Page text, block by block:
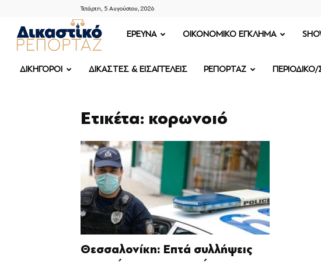
Τετάρτη, 5 Αυγούστου, 2026
ΔΙΚΑΣΤΙΚΟ
ΡΕΠΟΡΤΑΖ
ΕΡΕΥΝΑ OIKONOMIKO ΕΓΚΛΗΜΑ
ΔΙΚΗΓΟΡΟΙ ΔΙΚΑΣΤΕΣ & ΕΙΣΑΓΓΕΛΕΙΣ ΡΕΠΟΡΤΑΖ
Ετικέτα: κορωνοιό
Θεσσαλονίκη: Επτά συλλήψεις